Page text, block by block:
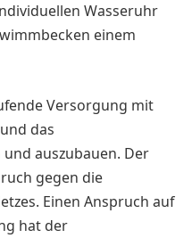
Wasseruhr
einem
Versorgung mit
das
auszubauen. Der
gegen die
Einen Anspruch auf
hat der